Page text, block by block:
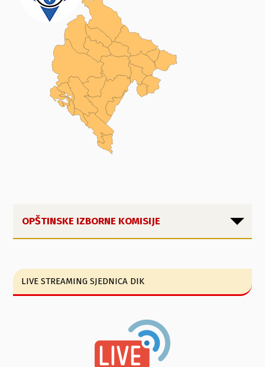
OPŠTINSKE IZBORNE KOMISIJE
LIVE STREAMING SJEDNICA DIK